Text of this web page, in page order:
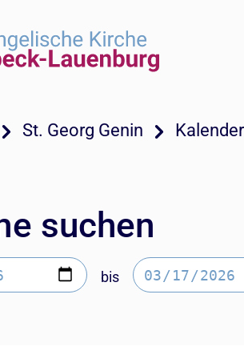
St. Georg Genin Kalender
suchen
bis